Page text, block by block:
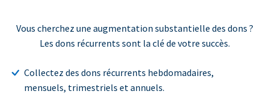
Vous cherchez une augmentation substantielle des dons ?
Les dons récurrents sont la clé de votre succès.
Collectez des dons récurrents hebdomadaires,
mensuels, trimestriels et annuels.